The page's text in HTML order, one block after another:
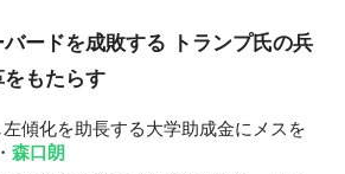
バードを成敗する トランプ氏の兵
もたらす
傾化を助長する大学助成金にメスを
森口朗